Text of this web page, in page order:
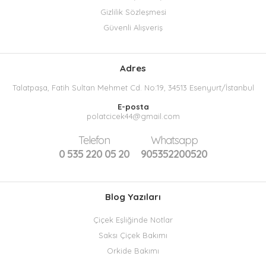
Gizlilik Sözleşmesi
Güvenli Alışveriş
Adres
Talatpaşa, Fatih Sultan Mehmet Cd. No:19, 34513 Esenyurt/İstanbul
E-posta
polatcicek44@gmail.com
Telefon
0 535 220 05 20
Whatsapp
905352200520
Blog Yazıları
Çiçek Eşliğinde Notlar
Saksı Çiçek Bakımı
Orkide Bakımı